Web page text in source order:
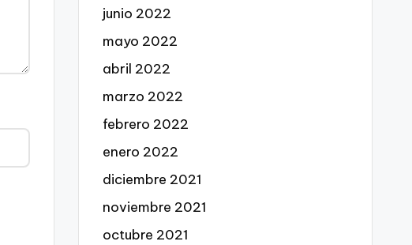
junio 2022
mayo 2022
abril 2022
marzo 2022
febrero 2022
enero 2022
diciembre 2021
noviembre 2021
octubre 2021